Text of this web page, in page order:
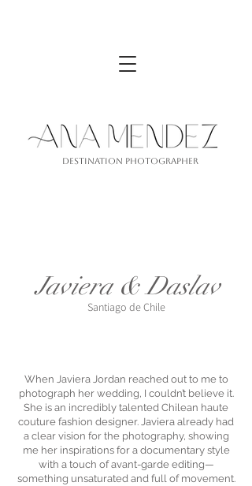
Destination PhotograPher
Javiera & Daslav
Santiago de Chile
When Javiera Jordan reached out to me to
photograph her wedding, I couldn’t believe it.
She is an incredibly talented Chilean haute
couture fashion designer. Javiera already had
a clear vision for the photography, showing
me her inspirations for a documentary style
with a touch of avant-garde editing—
something unsaturated and full of movement.